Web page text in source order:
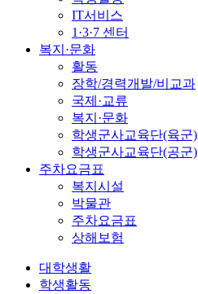
IT서비스
1·3·7 센터
복지·문화
활동
장학/경력개발/비교과
국제·교류
복지·문화
학생군사교육단(육군)
학생군사교육단(공군)
주차요금표
복지시설
박물관
주차요금표
상해보험
대학생활
학생활동